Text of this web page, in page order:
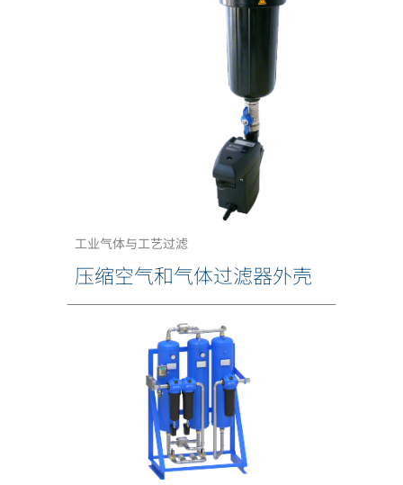
工业气体与工艺过滤
压缩空气和气体过滤器外壳